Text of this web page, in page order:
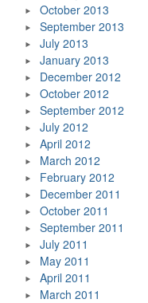
October 2013
September 2013
July 2013
January 2013
December 2012
October 2012
September 2012
July 2012
April 2012
March 2012
February 2012
December 2011
October 2011
September 2011
July 2011
May 2011
April 2011
March 2011